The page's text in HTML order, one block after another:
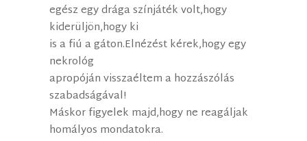
egész egy drága színjáték volt,hogy
kiderüljön,hogy ki
is a fiú a gáton.Elnézést kérek,hogy egy
nekrológ
apropóján visszaéltem a hozzászólás
szabadságával!
Máskor figyelek majd,hogy ne reagáljak
homályos mondatokra.